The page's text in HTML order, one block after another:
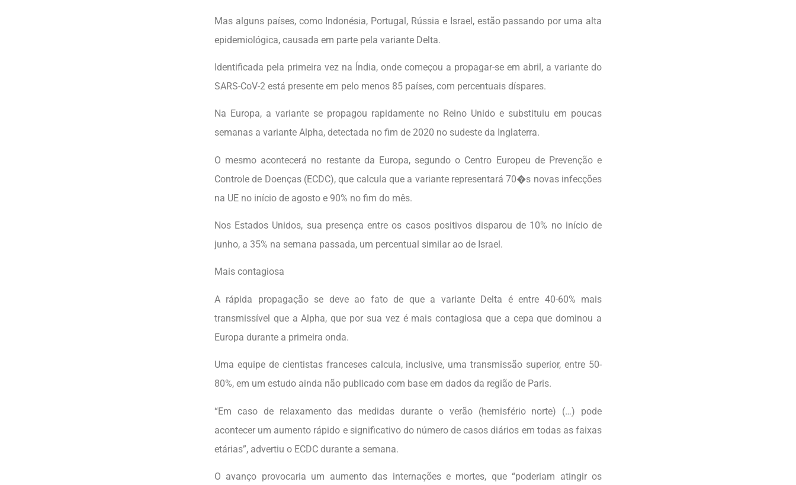
Mas alguns países, como Indonésia, Portugal, Rússia e Israel, estão passando por uma alta
epidemiológica, causada em parte pela variante Delta.
Identificada pela primeira vez na Índia, onde começou a propagar-se em abril, a variante do
SARS-CoV-2 está presente em pelo menos 85 países, com percentuais díspares.
Na Europa, a variante se propagou rapidamente no Reino Unido e substituiu em poucas
semanas a variante Alpha, detectada no fim de 2020 no sudeste da Inglaterra.
O mesmo acontecerá no restante da Europa, segundo o Centro Europeu de Prevenção e
Controle de Doenças (ECDC), que calcula que a variante representará 70�s novas infecções
na UE no início de agosto e 90% no fim do mês.
Nos Estados Unidos, sua presença entre os casos positivos disparou de 10% no início de
junho, a 35% na semana passada, um percentual similar ao de Israel.
Mais contagiosa
A rápida propagação se deve ao fato de que a variante Delta é entre 40-60% mais
transmissível que a Alpha, que por sua vez é mais contagiosa que a cepa que dominou a
Europa durante a primeira onda.
Uma equipe de cientistas franceses calcula, inclusive, uma transmissão superior, entre 50-
80%, em um estudo ainda não publicado com base em dados da região de Paris.
“Em caso de relaxamento das medidas durante o verão (hemisfério norte) (…) pode
acontecer um aumento rápido e significativo do número de casos diários em todas as faixas
etárias”, advertiu o ECDC durante a semana.
O avanço provocaria um aumento das internações e mortes, que “poderiam atingir os